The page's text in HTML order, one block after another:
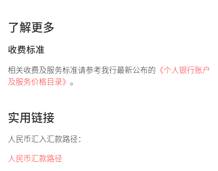
步骤。
周期性转账
本人行内外币转账
查询手机银行转账记录
设置境内转账限额
400 820 8988咨询。
持本人有效身份证件、相关真实性证明文件来行办
理。
来行预约
与我联络
了解更多
收费标准
相关收费及服务标准请参考我行最新公布的 《个人银行账户
及服务价格目录》 。
实用链接
人民币汇入汇款路径：
人民币汇款路径